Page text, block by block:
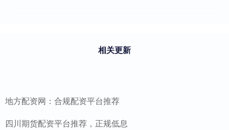
相关更新
地方配资网：合规配资平台推荐
四川期货配资平台推荐，正规低息